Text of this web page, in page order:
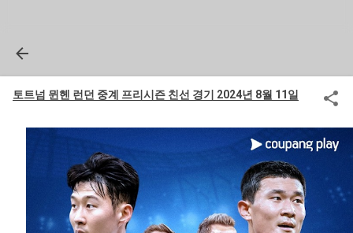
토트넘 뮌헨 런던 중계 프리시즌 친선 경기 2024년 8월 11일